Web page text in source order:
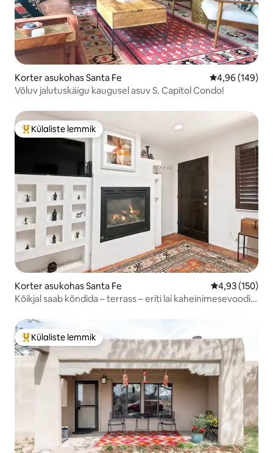
Korter asukohas Santa Fe Keskmine
4,96 (149)
Võluv jalutuskäigu kaugusel asuv S. Capitol Condo!
Külaliste suur lemmik
Külaliste lemmik
Korter asukohas Santa Fe Keskmine
4,93 (150)
Kõikjal saab kõndida – terrass – eriti lai kaheinimesevoodi –
Külaliste suur lemmik
Külaliste lemmik